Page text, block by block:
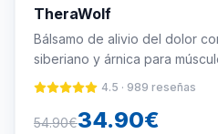
TheraWolf
Bálsamo de alivio del dolor
siberiano y árnica para
4.5 · 989 reseñas
54.90€34.90€